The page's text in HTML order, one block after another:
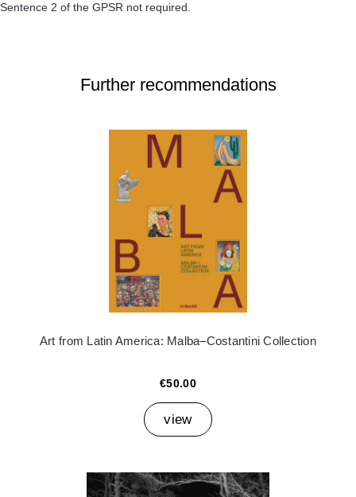
Sentence 2 of the GPSR not required.
Further recommendations
Art from Latin America: Malba–Costantini Collection
€50.00
view